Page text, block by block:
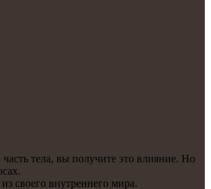
тела, вы получите это влияние. Но
своего внутреннего мира.